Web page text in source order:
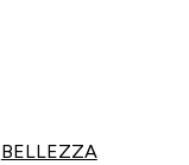
BELLEZZA